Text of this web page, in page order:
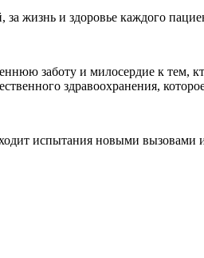
за жизнь и здоровье каждого
заботу и милосердие к
здравоохранения,
испытания новыми вызовами